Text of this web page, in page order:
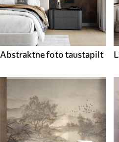
Abstraktne foto taustapilt